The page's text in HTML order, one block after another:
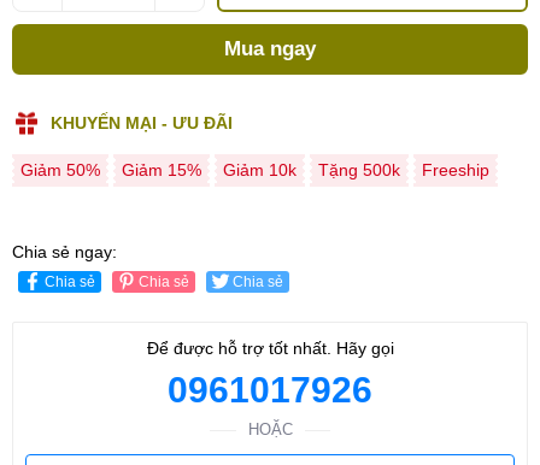
Mua ngay
KHUYẾN MẠI - ƯU ĐÃI
Giảm 50% Giảm 15% Giảm 10k Tặng 500k Freeship
Chia sẻ ngay:
Chia sẻ Chia sẻ Chia sẻ
Để được hỗ trợ tốt nhất. Hãy gọi
0961017926
HOẶC